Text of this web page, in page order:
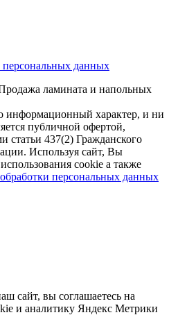
данных
ламината и напольных
информационный характер, и ни
публичной офертой,
статьи 437(2) Гражданского
Используя сайт, Вы
cookie а также
персональных данных
сайт, вы соглашаетесь на
и аналитику Яндекс Метрики